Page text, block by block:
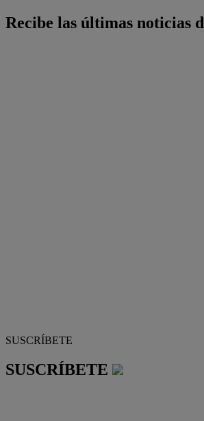
Recibe las últimas noticias
SUSCRÍBETE
SUSCRÍBETE